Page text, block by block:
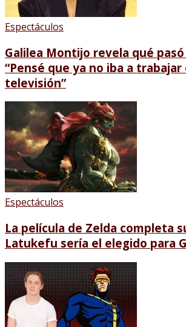
Espectáculos
Galilea Montijo revela qué
“Pensé que ya no iba a trabajar
televisión”
Espectáculos
La película de Zelda completa
Latukefu sería el elegido para